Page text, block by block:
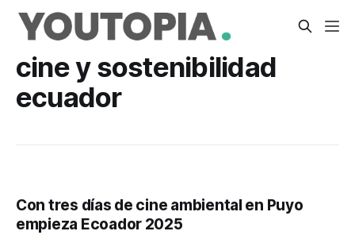
cine y sostenibilidad
ecuador
Con tres días de cine ambiental en Puyo
empieza Ecoador 2025